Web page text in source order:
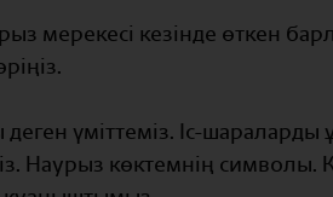
мерекесі кезінде өткен
үміттеміз. Іс-шараларды
Наурыз көктемнің символы.